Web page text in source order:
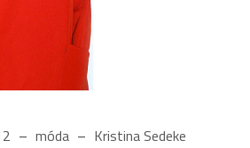
móda Kristina Sedeke